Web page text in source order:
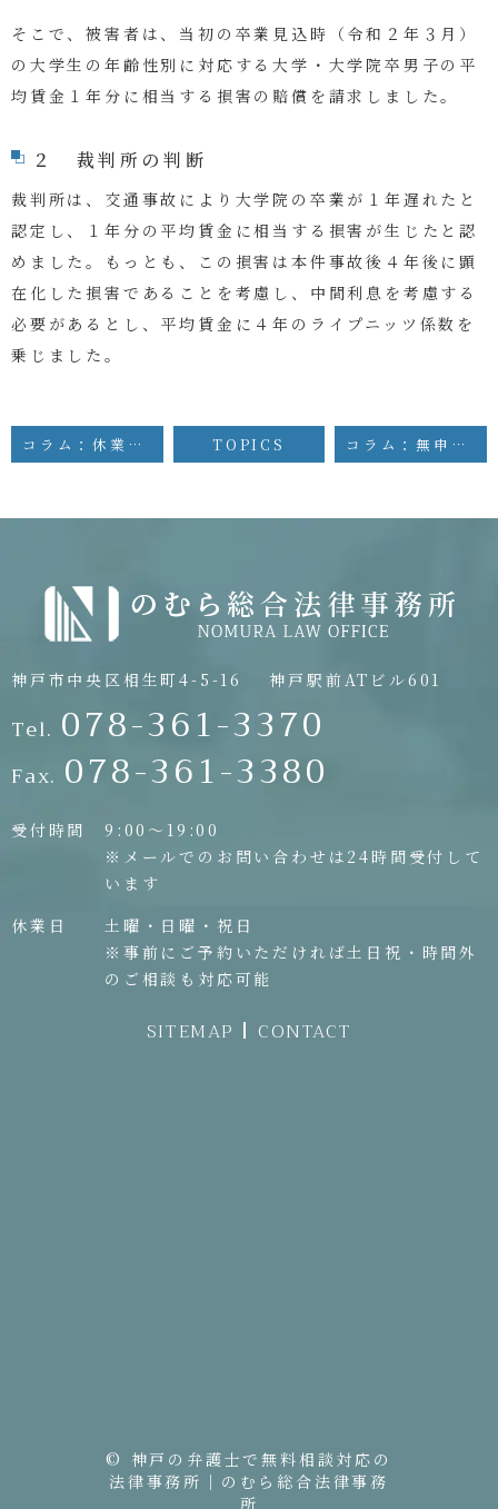
そこで、被害者は、当初の卒業見込時（令和２年３月）
の大学生の年齢性別に対応する大学・大学院卒男子の平
均賃金１年分に相当する損害の賠償を請求しました。
２ 裁判所の判断
裁判所は、交通事故により大学院の卒業が１年遅れたと
認定し、１年分の平均賃金に相当する損害が生じたと認
めました。もっとも、この損害は本件事故後４年後に顕
在化した損害であることを考慮し、中間利息を考慮する
必要があるとし、平均賃金に４年のライプニッツ係数を
乗じました。
コラム：休業期間が問題となった裁判例 TOPICS コラム：無申告の自営業者が交通事故に遭った場合の逸失利益
神戸市中央区相生町4-5-16 神戸駅前ATビル601
Tel. 078-361-3370
Fax. 078-361-3380
受付時間
9:00〜19:00
※メールでのお問い合わせは24時間受付して
います
休業日
土曜・日曜・祝日
※事前にご予約いただければ土日祝・時間外
のご相談も対応可能
SITEMAP CONTACT
© 神戸の弁護士で無料相談対応の
法律事務所｜のむら総合法律事務
所